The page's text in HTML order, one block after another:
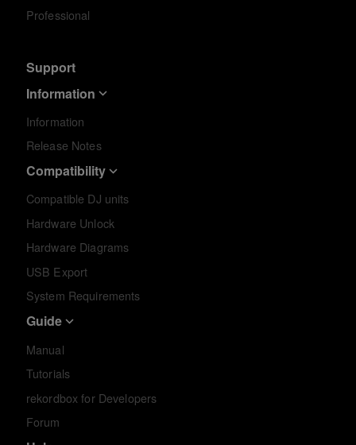
Professional
Support
Information
Information
Release Notes
Compatibility
Compatible DJ units
Hardware Unlock
Hardware Diagrams
USB Export
System Requirements
Guide
Manual
Tutorials
rekordbox for Developers
Forum